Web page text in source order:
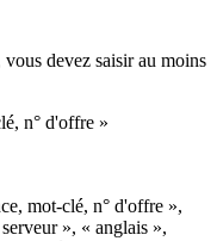
devez saisir au moins
n° d'offre »
mot-clé, n° d'offre »,
», « anglais »,